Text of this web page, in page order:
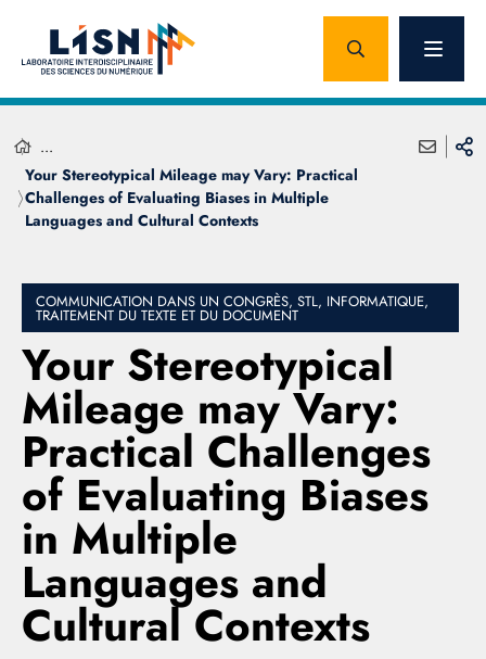
...
Your Stereotypical Mileage may Vary: Practical
Challenges of Evaluating Biases in Multiple
Languages and Cultural Contexts
COMMUNICATION DANS UN CONGRÈS, STL, INFORMATIQUE,
TRAITEMENT DU TEXTE ET DU DOCUMENT
Your Stereotypical
Mileage may Vary:
Practical Challenges
of Evaluating Biases
in Multiple
Languages and
Cultural Contexts